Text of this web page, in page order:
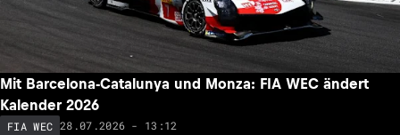
Mit Barcelona-Catalunya und Monza: FIA WEC ändert
Kalender 2026
FIA WEC 28.07.2026 - 13:12